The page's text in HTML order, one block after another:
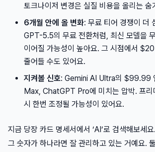
토크나이저 변경은 실질 비용을 올리는 숨
6개월 안에 올 변화: 무료 티어 경쟁이 더
GPT-5.5의 무료 전환처럼, 최신 모델을
이어질 가능성이 높아요. 그 시점에서
줄어들 수도 있어요.
지켜볼 신호: Gemini AI Ultra의 $99.99
Max, ChatGPT Pro에 미치는 압박. 프리
시 한번 조정될 가능성이 있어요.
지금 당장 카드 명세서에서 ‘AI’로 검색해보세
그 숫자가 하나라면 잘 관리하고 있는 거예요.